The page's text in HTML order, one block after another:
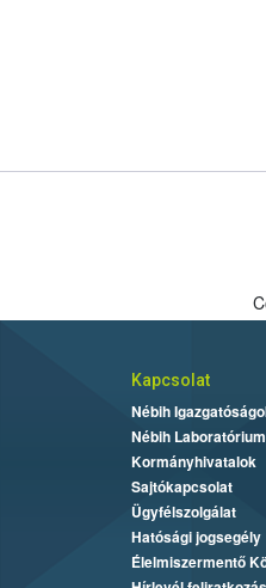
Kapcsolat
Nébih
Nébih
Kormányhivatalok
Sajtókapcsolat
Ügyfélszolgálat
Hatósági jogsegély
Élelmiszermentő